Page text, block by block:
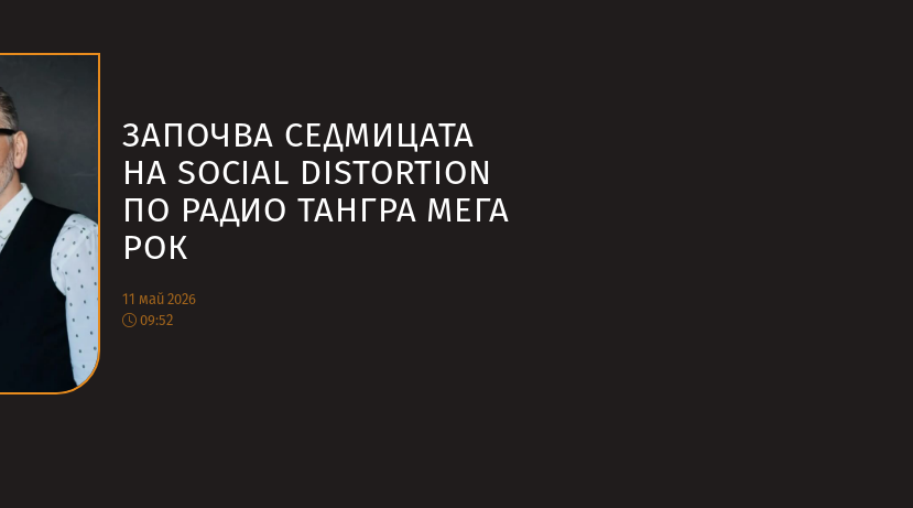
ЗАПОЧВА СЕДМИЦАТА
НА SOCIAL DISTORTION
ПО РАДИО ТАНГРА МЕГА
РОК
11 май 2026
09:52